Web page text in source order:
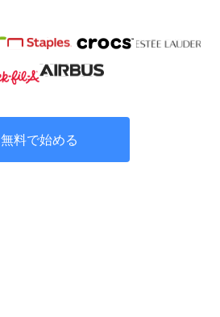
無料で始める